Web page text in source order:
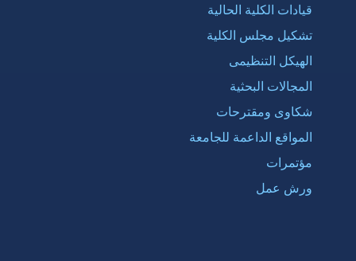
قيادات الكلية الحالية
تشكيل مجلس الكلية
الهيكل التنظيمى
المجالات البحثية
شكاوى ومقترحات
المواقع الداعمة للجامعة
مؤتمرات
ورش عمل